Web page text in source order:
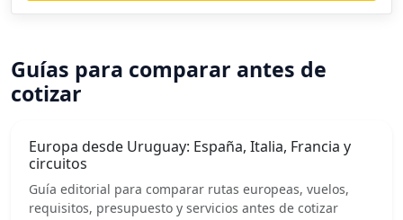
Guías para comparar antes de
cotizar
Europa desde Uruguay: España, Italia, Francia y
circuitos
Guía editorial para comparar rutas europeas, vuelos,
requisitos, presupuesto y servicios antes de cotizar